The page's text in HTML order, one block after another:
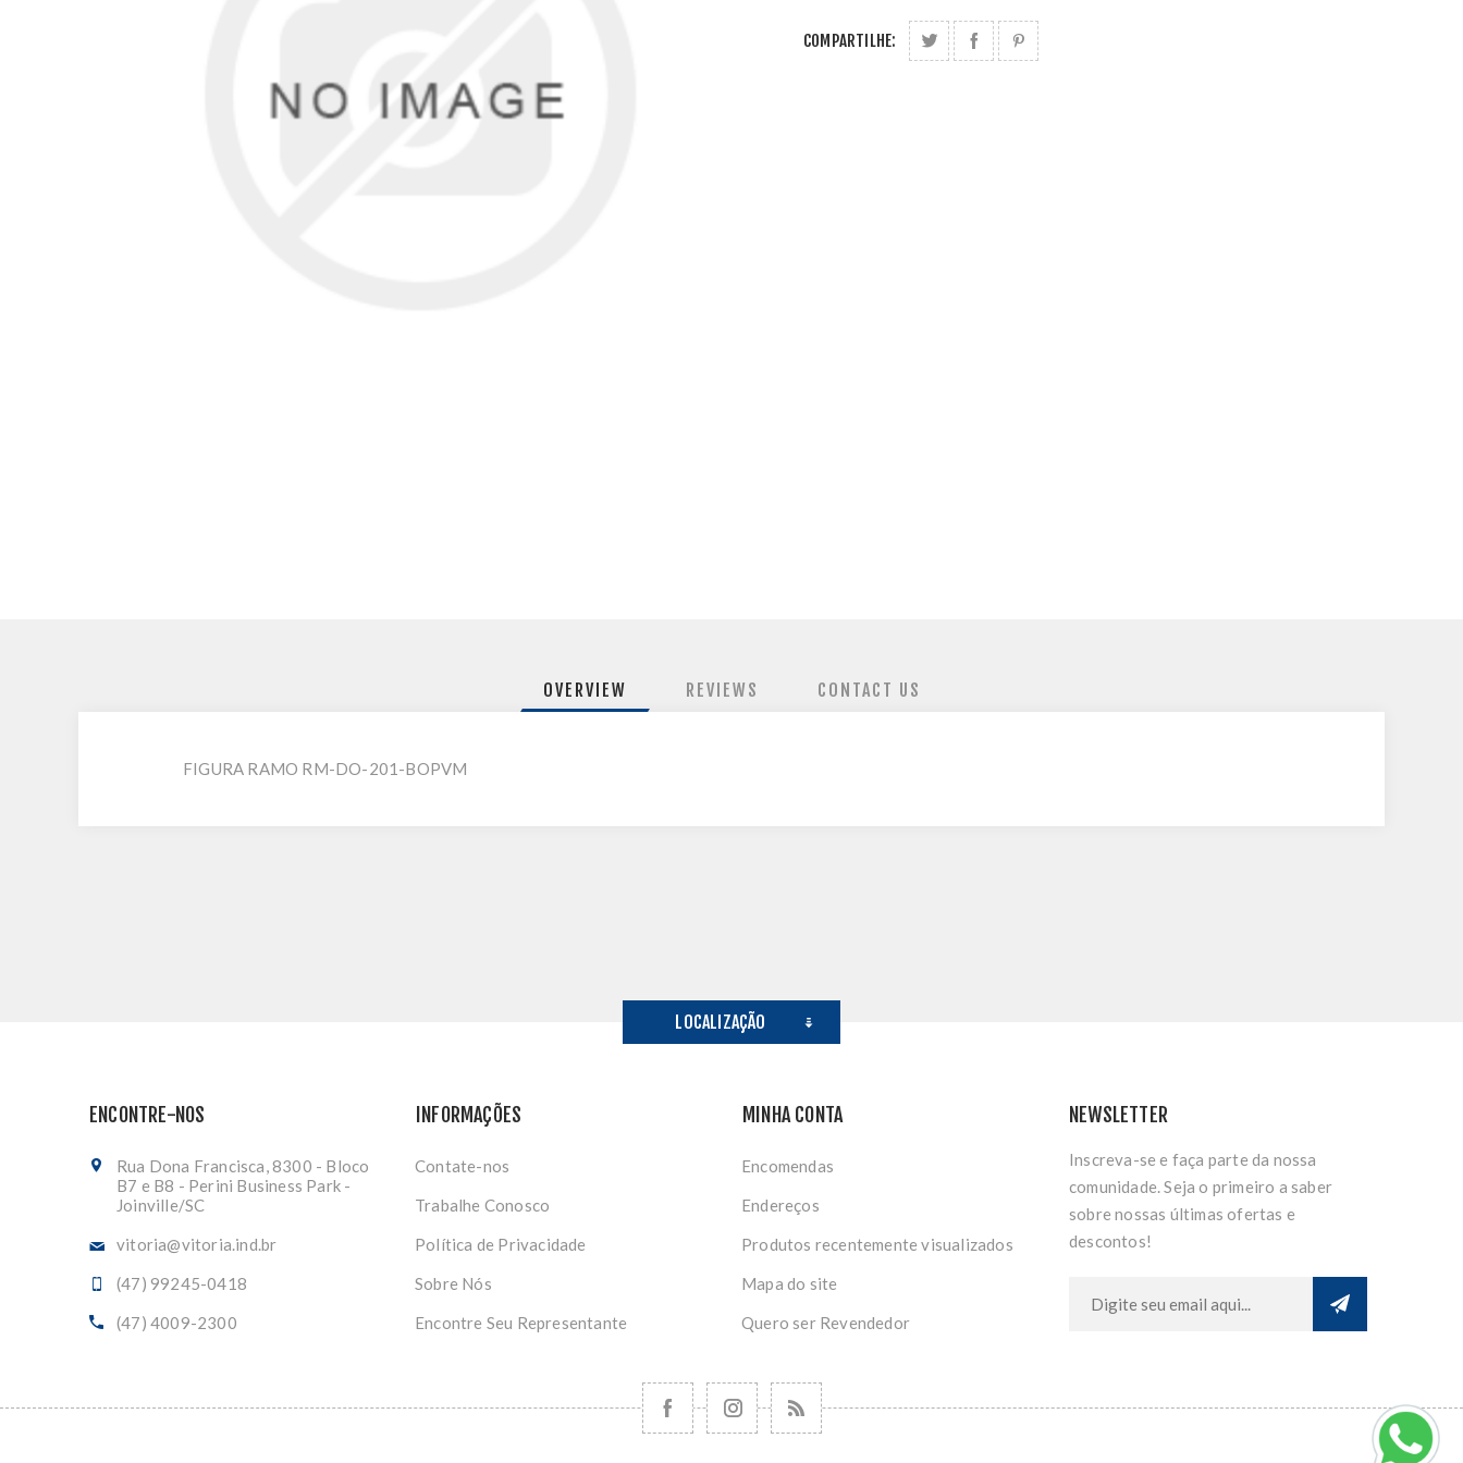
COMPARTILHE:
OVERVIEW REVIEWS CONTACT US
FIGURA RAMO RM-DO-201-BOPVM
LOCALIZAÇÃO
ENCONTRE-NOS
Rua Dona Francisca, 8300 - Bloco
B7 e B8 - Perini Business Park -
Joinville/SC
vitoria@vitoria.ind.br
(47) 99245-0418
(47) 4009-2300
INFORMAÇÕES
Contate-nos
Trabalhe Conosco
Política de Privacidade
Sobre Nós
Encontre Seu Representante
MINHA CONTA
Encomendas
Endereços
Produtos recentemente visualizados
Mapa do site
Quero ser Revendedor
NEWSLETTER
Inscreva-se e faça parte da nossa
comunidade. Seja o primeiro a saber
sobre nossas últimas ofertas e
descontos!